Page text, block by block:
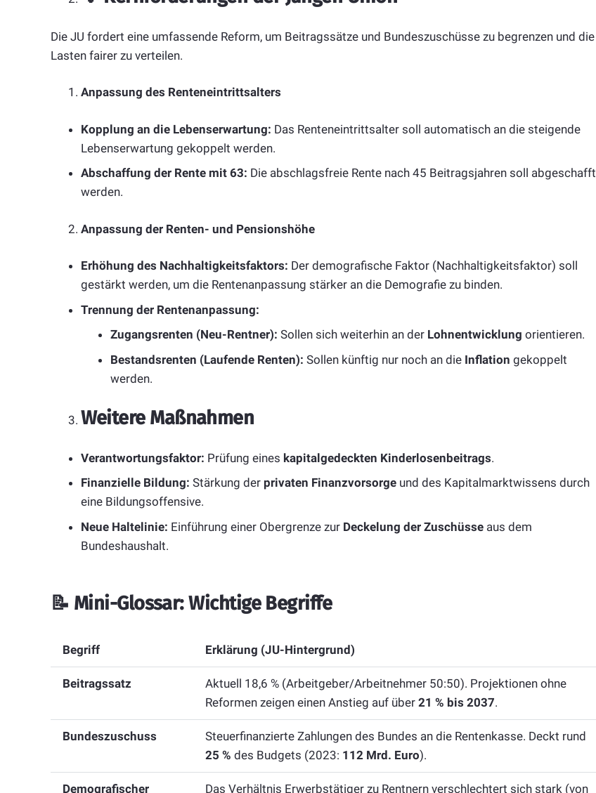
Die JU fordert eine umfassende Reform, um Beitragssätze und Bundeszuschüsse zu begrenzen und die
Lasten fairer zu verteilen.
Anpassung des Renteneintrittsalters
Kopplung an die Lebenserwartung: Das Renteneintrittsalter soll automatisch an die steigende
Lebenserwartung gekoppelt werden.
Abschaffung der Rente mit 63: Die abschlagsfreie Rente nach 45 Beitragsjahren soll abgeschafft
werden.
Anpassung der Renten- und Pensionshöhe
Erhöhung des Nachhaltigkeitsfaktors: Der demografische Faktor (Nachhaltigkeitsfaktor) soll
gestärkt werden, um die Rentenanpassung stärker an die Demografie zu binden.
Trennung der Rentenanpassung:
Zugangsrenten (Neu-Rentner): Sollen sich weiterhin an der Lohnentwicklung orientieren.
Bestandsrenten (Laufende Renten): Sollen künftig nur noch an die Inflation gekoppelt
werden.
Weitere Maßnahmen
Verantwortungsfaktor: Prüfung eines kapitalgedeckten Kinderlosenbeitrags.
Finanzielle Bildung: Stärkung der privaten Finanzvorsorgeund des Kapitalmarktwissens durch
eine Bildungsoffensive.
Neue Haltelinie: Einführung einer Obergrenze zur Deckelung der Zuschüsseaus dem
Bundeshaushalt.
📝 Mini-Glossar: Wichtige Begriffe
Begriff Erklärung (JU-Hintergrund)
Beitragssatz
Aktuell 18,6 % (Arbeitgeber/Arbeitnehmer 50:50). Projektionen ohne
Reformen zeigen einen Anstieg auf über 21 % bis 2037.
Bundeszuschuss
Steuerfinanzierte Zahlungen des Bundes an die Rentenkasse. Deckt rund
25 % des Budgets (2023: 112 Mrd. Euro).
Demografischer Das Verhältnis Erwerbstätiger zu Rentnern verschlechtert sich stark (von